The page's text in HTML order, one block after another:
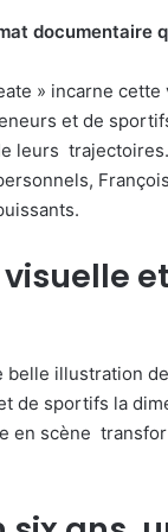
» incarne
et de
leurs
visuelle
belle illustration
de sportifs la
en scène